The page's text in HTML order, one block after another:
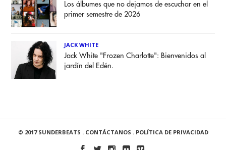
Los álbumes que no dejamos de escuchar en el
primer semestre de 2026
JACK WHITE
Jack White "Frozen Charlotte": Bienvenidos al
jardín del Edén.
© 2017 SUNDERBEATS . CONTÁCTANOS . POLÍTICA DE PRIVACIDAD